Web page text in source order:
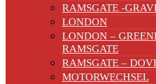
RAMSGATE -
LONDON
LONDON –
RAMSGATE
RAMSGATE –
MOTORWECHSEL